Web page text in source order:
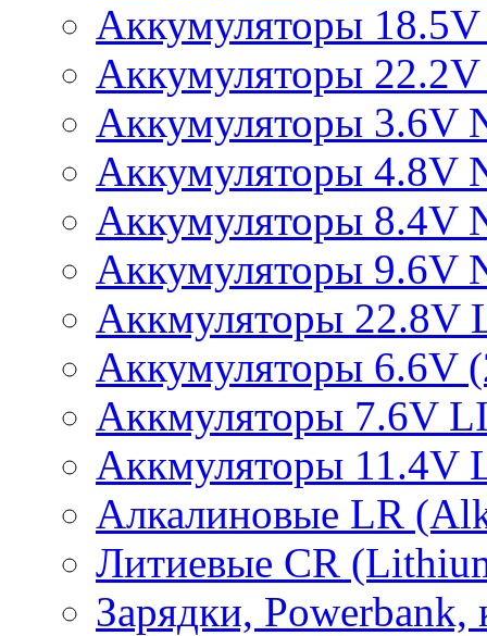
Аккумуляторы
Аккумуляторы
Аккумуляторы 3.6V
Аккумуляторы 4.8V
Аккумуляторы 8.4V
Аккумуляторы 9.6V
Аккмуляторы 22.8V
Аккумуляторы 6.6V
Аккмуляторы 7.6V
Аккмуляторы 11.4V
Алкалиновые LR
Литиевые CR
Зарядки, Powerbank,